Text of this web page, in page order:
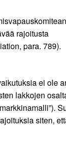
rajoitusta
para. 789).
ei ole
lakkojen
siten,